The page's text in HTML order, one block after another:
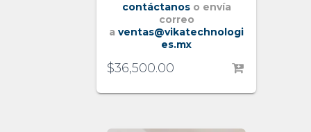
contáctanos o envía
correo
a ventas@vikatechnologi
es.mx
$36,500.00